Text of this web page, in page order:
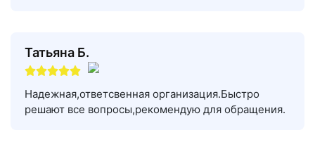
Татьяна Б.
Надежная,ответсвенная организация.Быстро
решают все вопросы,рекомендую для обращения.